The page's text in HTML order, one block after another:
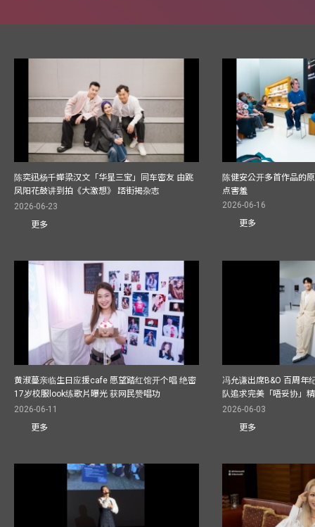
陈奕迅杨千嬅梁汉文「华星三宝」同车密友 由跳
凤阳花鼓讲到拍《大激想》 踎街揭杂志
2026-06-23
更多
陈健安公开多首作品的
点害羞
2026-06-16
更多
黄淑蔓亲临生日应援cafe 愿望踏红馆开个唱 绝密
17岁校服look练歌片曝光 获网民赞唱功
2026-06-11
更多
冯允谦出席B&O 百周年
队追求完美「唔妥协」
2026-06-03
更多